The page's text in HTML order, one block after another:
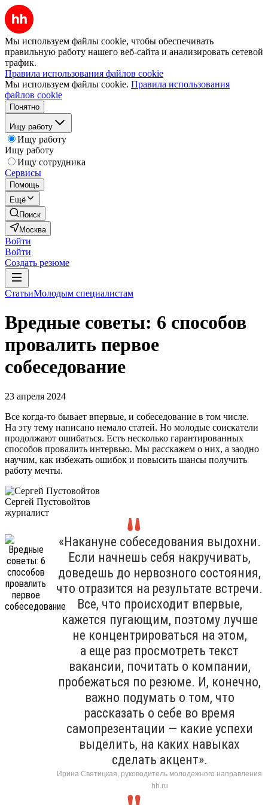
Мы используем файлы cookie, чтобы обеспечивать
правильную работу нашего веб-сайта и анализировать сетевой
трафик.
Правила использования файлов cookie
Мы используем файлы cookie. Правила использования
файлов cookie
Понятно
Ищу работу
Ищу работу
Ищу работу
Ищу сотрудника
Сервисы
Помощь
Ещё
Поиск
Москва
Войти
Войти
Создать резюме
СтатьиМолодым специалистам
Вредные советы: 6 способов
провалить первое
собеседование
23 апреля 2024
Все когда-то бывает впервые, и собеседование в том числе.
На эту тему написано немало статей. Но молодые соискатели
продолжают ошибаться. Есть несколько гарантированных
способов провалить интервью. Мы расскажем о них, а заодно
научим, как избежать ошибок и повысить шансы получить
работу мечты.
Сергей Пустовойтов
журналист
«Накануне собеседования выдохни.
Если начнешь себя накручивать,
доведешь до нервозного состояния,
что отразится на результате встречи.
Все, что происходит впервые,
кажется пугающим, поэтому лучше
не концентрироваться на этом,
а еще раз просмотреть текст
вакансии, почитать о компании,
пробежаться по резюме. И, конечно,
важно подумать о том, что
рассказать о себе во время
самопрезентации — какие успехи
выделить, на каких навыках
сделать акцент».
Ирина Святицкая, руководитель молодежного направления
hh.ru